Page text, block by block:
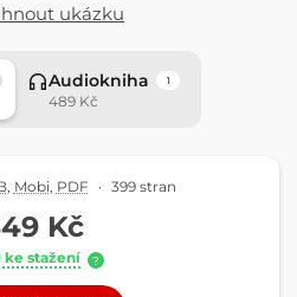
ukázku
Audiokniha 1
489 Kč
, Mobi, PDF · 399 stran
Kč
ke stažení ?